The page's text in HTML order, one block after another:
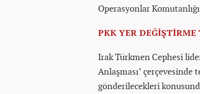
Operasyonlar
PKK YER
Irak Türkmen Cephesi
Anlaşması" çerçevesinde
gönderilecekleri